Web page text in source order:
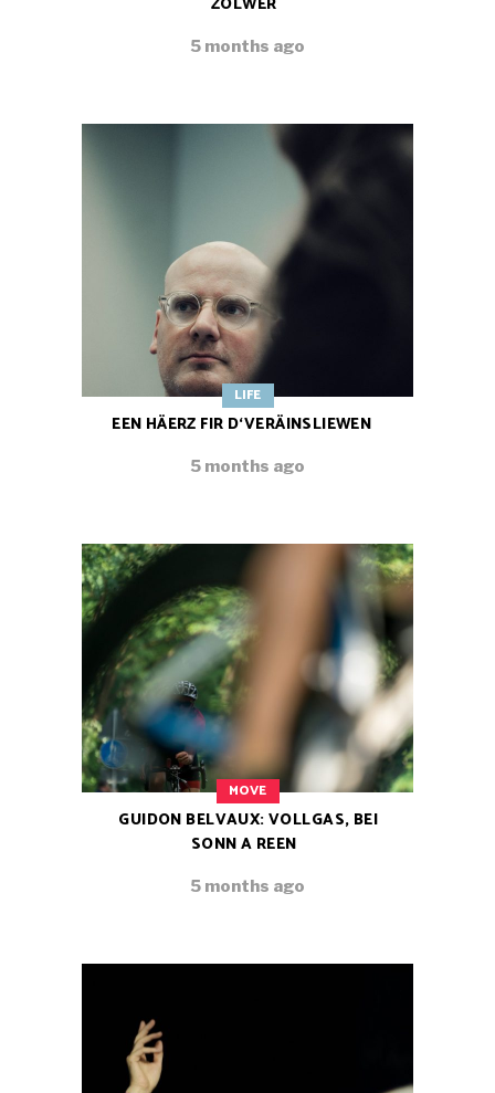
ZOLWER
5 months ago
LIFE
EEN HÄERZ FIR D‘VERÄINSLIEWEN
5 months ago
MOVE
GUIDON BELVAUX: VOLLGAS, BEI
SONN A REEN
5 months ago